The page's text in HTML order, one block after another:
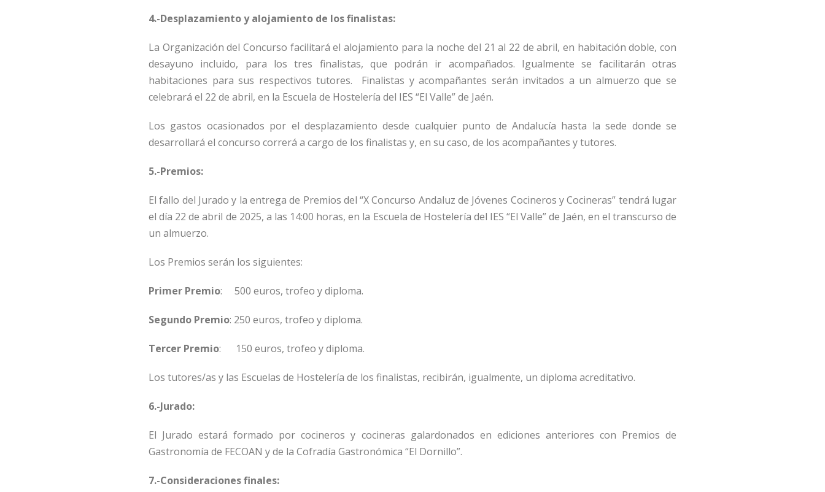
4.-Desplazamiento y alojamiento de los finalistas:
La Organización del Concurso facilitará el alojamiento para la noche del 21 al 22 de abril, en habitación doble, con
desayuno incluido, para los tres finalistas, que podrán ir acompañados. Igualmente se facilitarán otras
habitaciones para sus respectivos tutores.
Finalistas y acompañantes serán invitados a un almuerzo que se
celebrará el 22 de abril, en la Escuela de Hostelería del IES “El Valle” de Jaén.
Los gastos ocasionados por el desplazamiento desde cualquier punto de Andalucía hasta la sede donde se
desarrollará el concurso correrá a cargo de los finalistas y, en su caso, de los acompañantes y tutores.
5.-Premios:
El fallo del Jurado y la entrega de Premios del “X Concurso Andaluz de Jóvenes Cocineros y Cocineras” tendrá lugar
el día 22 de abril de 2025, a las 14:00 horas, en la Escuela de Hostelería del IES “El Valle” de Jaén, en el transcurso de
un almuerzo.
Los Premios serán los siguientes:
Primer Premio: 500 euros, trofeo y diploma.
Segundo Premio: 250 euros, trofeo y diploma.
Tercer Premio: 150 euros, trofeo y diploma.
Los tutores/as y las Escuelas de Hostelería de los finalistas, recibirán, igualmente, un diploma acreditativo.
6.-Jurado:
El Jurado estará formado por cocineros y cocineras galardonados en ediciones anteriores con Premios de
Gastronomía de FECOAN y de la Cofradía Gastronómica “El Dornillo”.
7.-Consideraciones finales: